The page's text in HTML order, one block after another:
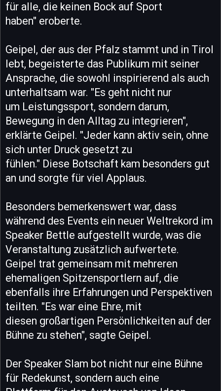
für alle, die keinen Bock auf Sport
haben" eroberte.
Geipel, der aus der Pfalz stammt und in Tirol
lebt, begeisterte das Publikum mit seiner
Ansprache, die sowohl inspirierend als auch
unterhaltsam war. "Es geht nicht nur
um Leistungssport, sondern darum,
Bewegung in den Alltag zu integrieren",
erklärte Geipel. "Jeder kann aktiv sein, ohne
sich unter Druck gesetzt zu
fühlen." Diese Botschaft kam besonders gut
an und sorgte für viel Applaus.
Besonders bemerkenswert war, dass
während des Events ein neuer Weltrekord im
Speaker Bettle aufgestellt wurde, was die
Veranstaltung zusätzlich aufwertete.
Geipel trat gemeinsam mit mehreren
ehemaligen Spitzensportlern auf, die
ebenfalls ihre Erfahrungen und Perspektiven
teilten. "Es war eine Ehre, mit
diesen großartigen Persönlichkeiten auf der
Bühne zu stehen", sagte Geipel.
Der Speaker Slam bot nicht nur eine Bühne
für Redekunst, sondern auch eine